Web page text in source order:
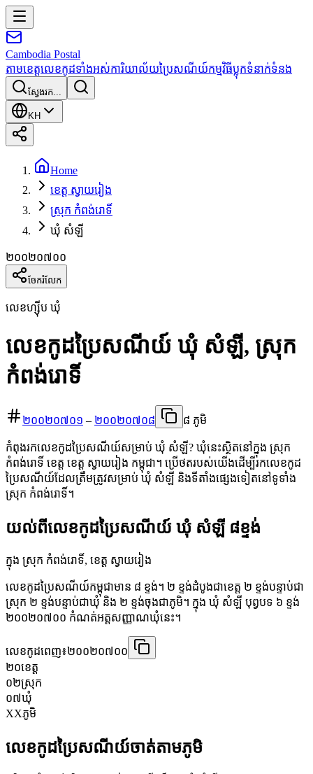
Cambodia Postal
តាមខេត្តលេខកូដទាំងអស់ការិយាល័យប្រៃសណីយ៍កម្មវិធីប្លុកទំនាក់ទំនង
ស្វែងរក...
KH
Home
ខេត្ត ស្វាយរៀង
ស្រុក កំពង់រោទិ៍
ឃុំ សំឡី
២០០២០៧០០
ចែករំលែក
លេខហ្ស៊ីប ឃុំ
លេខកូដប្រៃសណីយ៍ ឃុំ សំឡី, ស្រុក
កំពង់រោទិ៍
២០០២០៧០១ – ២០០២០៧០៨ ៨ ភូមិ
កំពុងរកលេខកូដប្រៃសណីយ៍សម្រាប់ ឃុំ សំឡី? ឃុំនេះស្ថិតនៅក្នុង ស្រុក
កំពង់រោទិ៍ ខេត្ត ខេត្ត ស្វាយរៀង កម្ពុជា។ ប្រើថតរបស់យើងដើម្បីរកលេខកូដ
ប្រៃសណីយ៍ដែលត្រឹមត្រូវសម្រាប់ ឃុំ សំឡី និងទីតាំងផ្សេងទៀតនៅទូទាំង
ស្រុក កំពង់រោទិ៍។
យល់ពីលេខកូដប្រៃសណីយ៍ ឃុំ សំឡី ៨ខ្ទង់
ក្នុង ស្រុក កំពង់រោទិ៍, ខេត្ត ស្វាយរៀង
លេខកូដប្រៃសណីយ៍កម្ពុជាមាន ៨ ខ្ទង់។ ២ ខ្ទង់ដំបូងជាខេត្ត ២ ខ្ទង់បន្ទាប់ជា
ស្រុក ២ ខ្ទង់បន្ទាប់ជាឃុំ និង ២ ខ្ទង់ចុងជាភូមិ។ ក្នុង ឃុំ សំឡី បុព្វបទ ៦ ខ្ទង់
២០០២០៧០០ កំណត់អត្តសញ្ញាណឃុំនេះ។
លេខកូដពេញ៖២០០២០៧០០
២០ខេត្ត
០២ស្រុក
០៧ឃុំ
XXភូមិ
លេខកូដប្រៃសណីយ៍ចាត់តាមភូមិ